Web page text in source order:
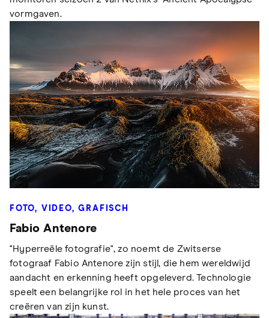
vormgaven.
FOTO, VIDEO, GRAFISCH
Fabio Antenore
"Hyperreële fotografie", zo noemt de Zwitserse
fotograaf Fabio Antenore zijn stijl, die hem wereldwijd
aandacht en erkenning heeft opgeleverd. Technologie
speelt een belangrijke rol in het hele proces van het
creëren van zijn kunst.